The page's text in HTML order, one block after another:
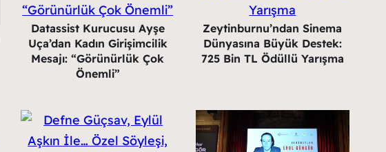
Datassist Kurucusu Ayşe
Uça’dan Kadın Girişimcilik
Mesajı: “Görünürlük Çok
Önemli”
Zeytinburnu’ndan Sinema
Dünyasına Büyük Destek:
725 Bin TL Ödüllü Yarışma